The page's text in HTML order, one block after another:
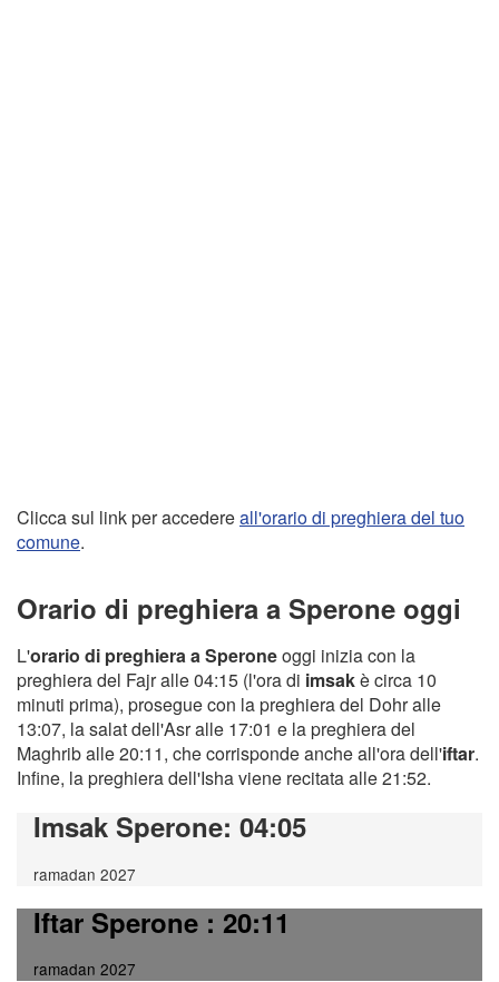
Clicca sul link per accedereall'orario di preghiera del tuo
comune.
Orario di preghiera a Sperone oggi
L'orario di preghiera a Speroneoggi inizia con la
preghiera del Fajr alle 04:15 (l'ora di imsakè circa 10
minuti prima), prosegue con la preghiera del Dohr alle
13:07, la salat dell'Asr alle 17:01 e la preghiera del
Maghrib alle 20:11, che corrisponde anche all'ora dell'iftar.
Infine, la preghiera dell'Isha viene recitata alle 21:52.
Imsak Sperone: 04:05
ramadan 2027
Iftar Sperone: 20:11
ramadan 2027